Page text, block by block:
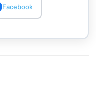
Facebook